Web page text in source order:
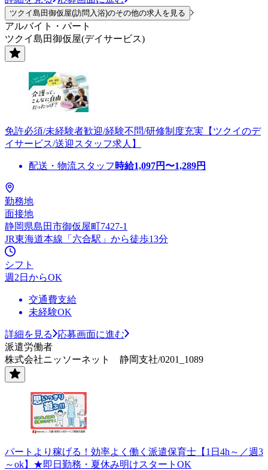
ツクイ島田御仮屋(訪問入浴)のその他の求人を見る
アルバイト・パート
ツクイ島田御仮屋(デイサービス)
免許必須/未経験者歓迎/経験不問/研修制度充実【ツクイのデ
イサービス/送迎スタッフ求人】
配送・物流スタッフ 時給1,097円〜1,289円
勤務地
面接地
静岡県島田市御仮屋町7427-1
JR東海道本線「六合駅」から徒歩13分
シフト
週2日からOK
交通費支給
未経験OK
詳細を見る
応募画面に進む
派遣労働者
株式会社ニッソーネット 静岡支社/0201_1089
パートより稼げる！効率よく働く派遣保育士【1日4h～／週3
～ok】★即日勤務・夏休み明けスタートOK